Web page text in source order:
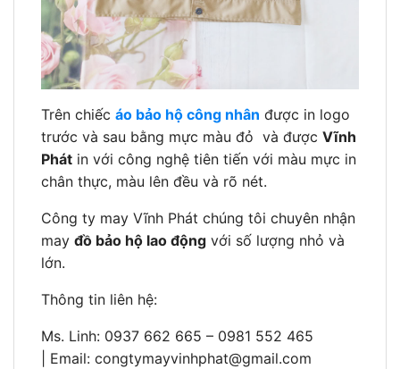
Trên chiếc áo bảo hộ công nhân được in logo
trước và sau bằng mực màu đỏ và được Vĩnh
Phát in với công nghệ tiên tiến với màu mực in
chân thực, màu lên đều và rõ nét.
Công ty may Vĩnh Phát chúng tôi chuyên nhận
may đồ bảo hộ lao động với số lượng nhỏ và
lớn.
Thông tin liên hệ:
Ms. Linh: 0937 662 665 – 0981 552 465
| Email: congtymayvinhphat@gmail.com